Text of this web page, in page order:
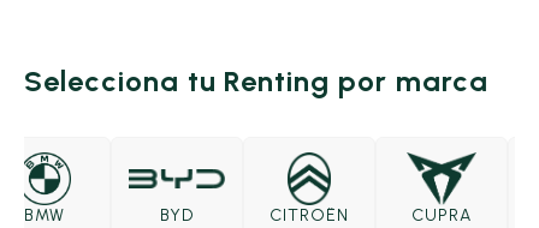
Selecciona tu Renting por marca
BMW BYD CITROËN CUPRA